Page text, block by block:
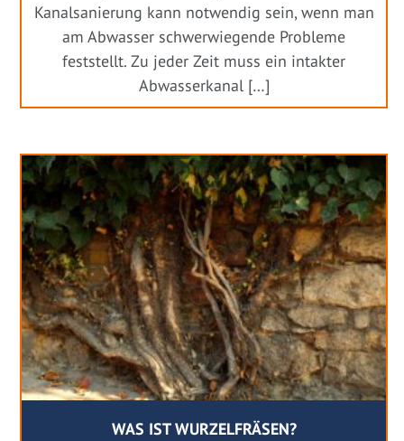
Kanalsanierung kann notwendig sein, wenn man
am Abwasser schwerwiegende Probleme
feststellt. Zu jeder Zeit muss ein intakter
Abwasserkanal […]
WAS IST WURZELFRÄSEN?